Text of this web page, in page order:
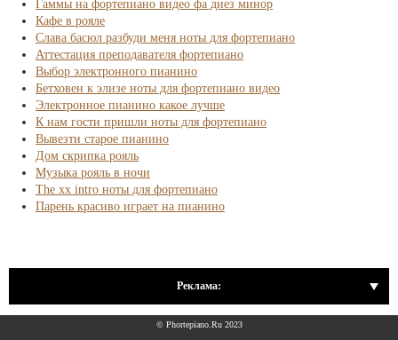
Гаммы на фортепиано видео фа диез минор
Кафе в рояле
Слава басюл разбуди меня ноты для фортепиано
Аттестация преподавателя фортепиано
Выбор электронного пианино
Бетховен к элизе ноты для фортепиано видео
Электронное пианино какое лучше
К нам гости пришли ноты для фортепиано
Вывезти старое пианино
Дом скрипка рояль
Музыка рояль в ночи
The xx intro ноты для фортепиано
Парень красиво играет на пианино
Реклама:
© Phortepiano.Ru 2023